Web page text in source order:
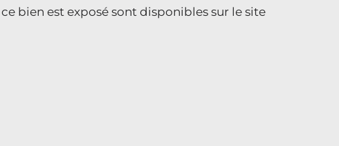
bien est exposé sont disponibles sur le site